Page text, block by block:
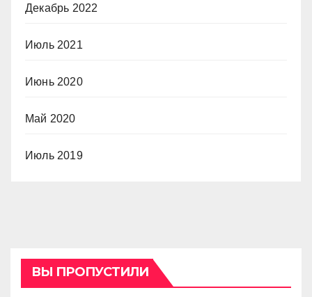
Декабрь 2022
Июль 2021
Июнь 2020
Май 2020
Июль 2019
ВЫ ПРОПУСТИЛИ